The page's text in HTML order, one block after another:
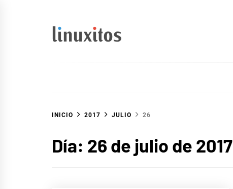
INICIO 2017 JULIO 26
Día: 26 de julio de 2017